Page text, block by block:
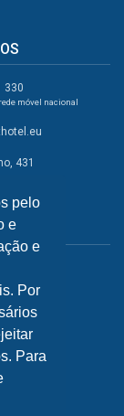
pelo
e
e
Por
Para
330
móvel nacional
431